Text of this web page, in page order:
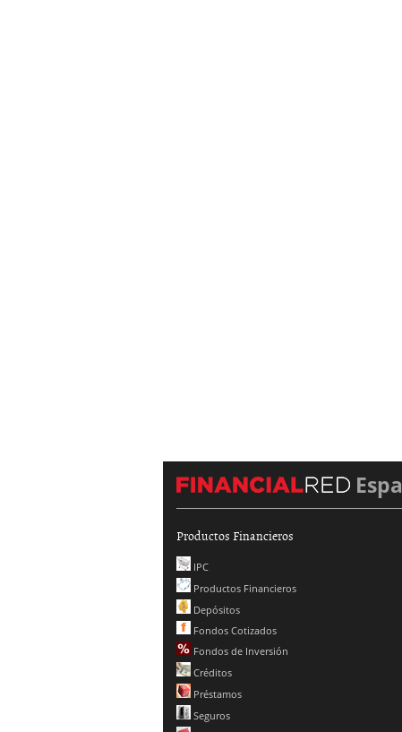
Productos Financieros
IPC
Productos Financieros
Depósitos
Fondos Cotizados
Fondos de Inversión
Créditos
Préstamos
Seguros